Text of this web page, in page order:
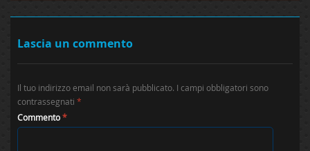
Lascia un commento
Il tuo indirizzo email non sarà pubblicato. I campi obbligatori sono
contrassegnati *
Commento*